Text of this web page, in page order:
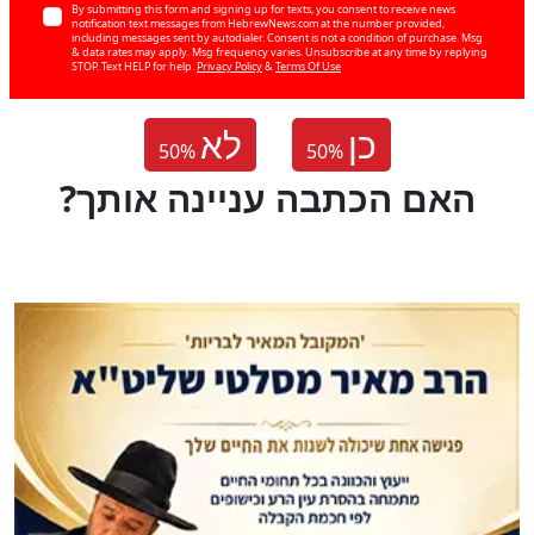
By submitting this form and signing up for texts, you consent to receive news
notification text messages from HebrewNews.com at the number provided,
including messages sent by autodialer. Consent is not a condition of purchase. Msg
& data rates may apply. Msg frequency varies. Unsubscribe at any time by replying
STOP. Text HELP for help. Privacy Policy& Terms Of Use
50% לא 50% כן
?האם הכתבה עניינה אותך